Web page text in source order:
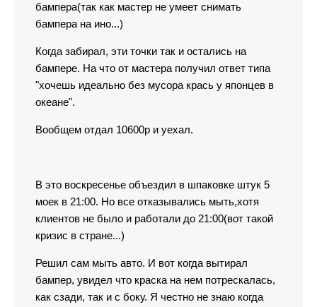
бампера(так как мастер не умеет снимать
бампера на ино...)
Когда забирал, эти точки так и остались на
бампере. На что от мастера получил ответ типа
"хочешь идеально без мусора крась у японцев в
океане".
Вообщем отдал 10600р и уехал.
В это воскресенье объездил в шпаковке штук 5
моек в 21:00. Но все отказывались мыть,хотя
клиентов не было и работали до 21:00(вот такой
кризис в стране...)
Решил сам мыть авто. И вот когда вытирал
бампер, увидел что краска на нем потрескалась,
как сзади, так и с боку. Я честно не знаю когда